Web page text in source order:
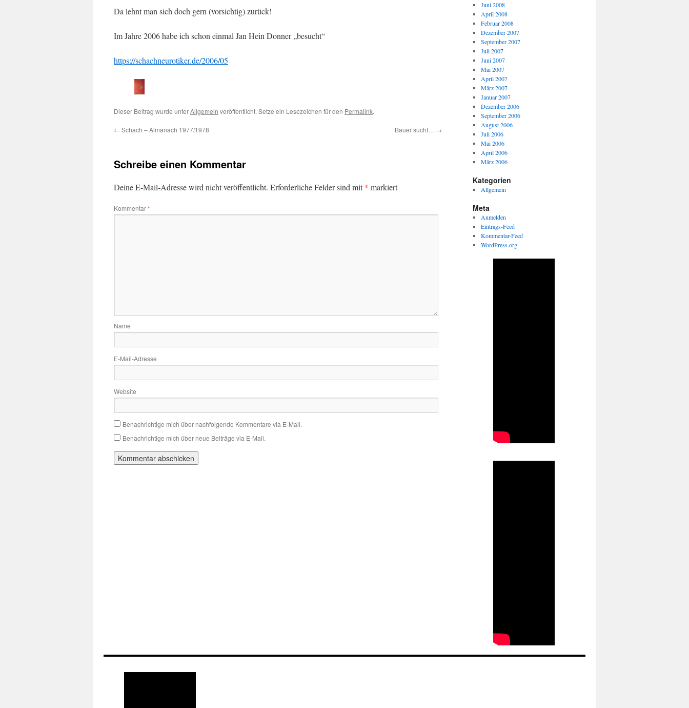
Da lehnt man sich doch gern (vorsichtig) zurück!
Im Jahre 2006 habe ich schon einmal Jan Hein Donner „besucht“
https://schachneurotiker.de/2006/05
Dieser Beitrag wurde unterAllgemein veröffentlicht. Setze ein Lesezeichen für den Permalink.
← Schach – Almanach 1977/1978 Bauer sucht… →
Schreibe einen Kommentar
Deine E-Mail-Adresse wird nicht veröffentlicht. Erforderliche Felder sind mit* markiert
Kommentar*
Name
E-Mail-Adresse
Website
Benachrichtige mich über nachfolgende Kommentare via E-Mail.
Benachrichtige mich über neue Beiträge via E-Mail.
Juni 2008
April 2008
Februar 2008
Dezember 2007
September 2007
Juli 2007
Juni 2007
Mai 2007
April 2007
März 2007
Januar 2007
Dezember 2006
September 2006
August 2006
Juli 2006
Mai 2006
April 2006
März 2006
Kategorien
Allgemein
Meta
Anmelden
Eintrags-Feed
Kommentar-Feed
WordPress.org